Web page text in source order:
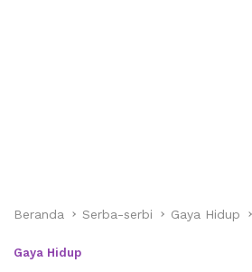
Beranda Serba-serbi Gaya Hidup
Gaya Hidup